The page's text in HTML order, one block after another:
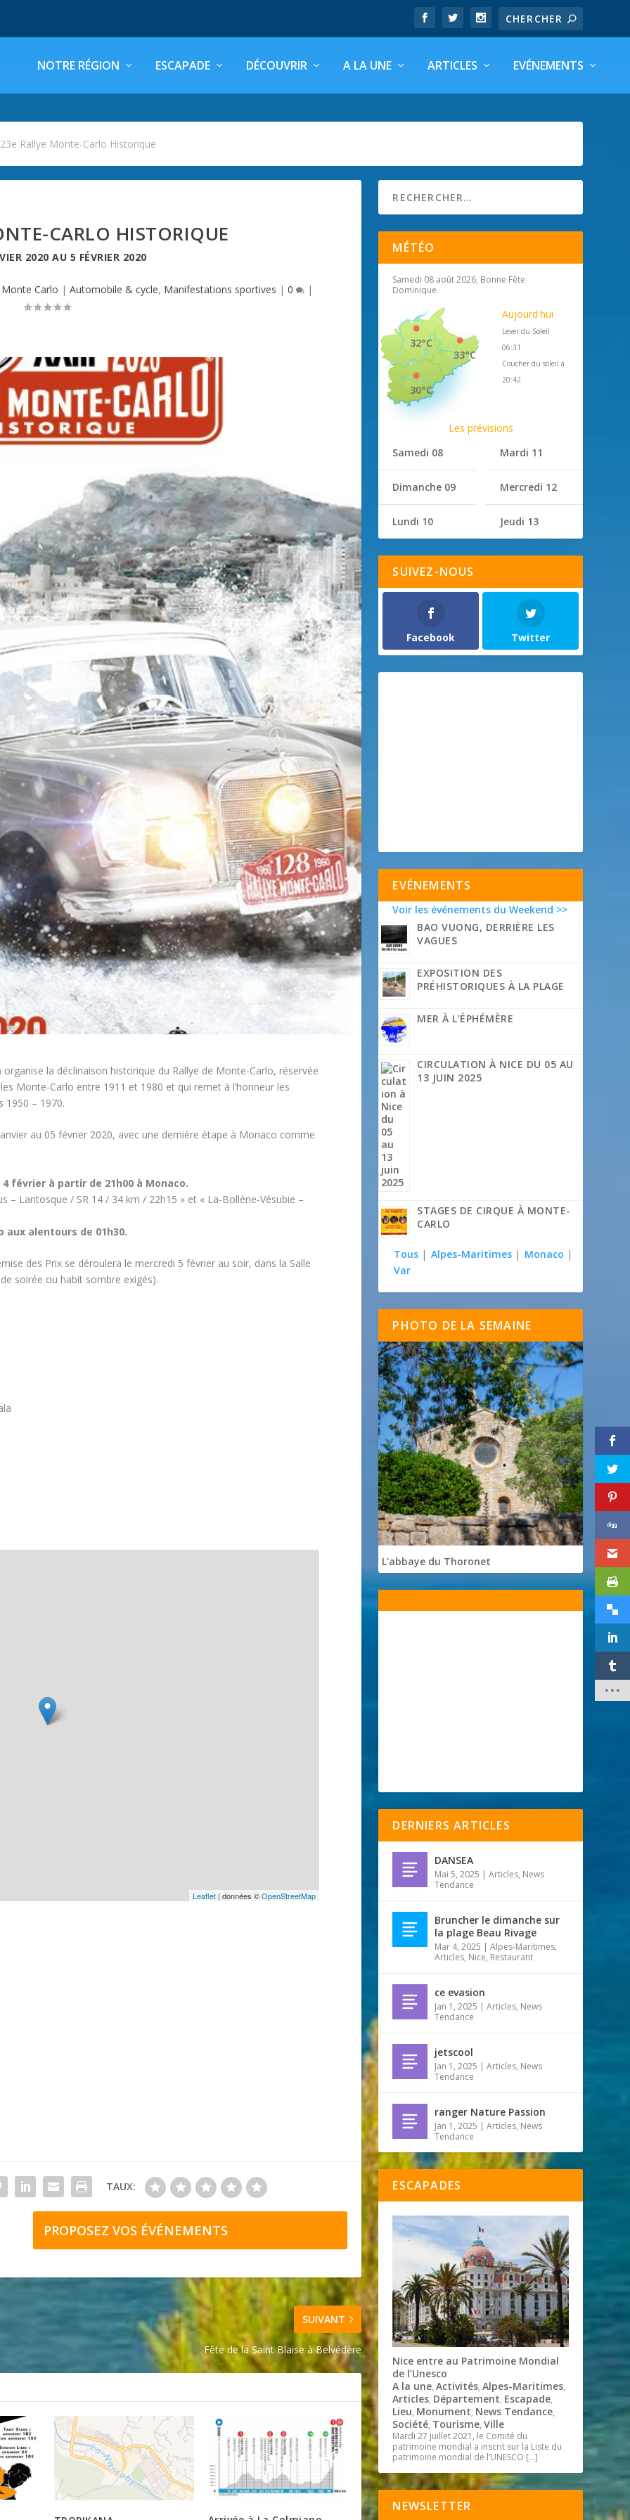
NOTRE RÉGION ESCAPADE DÉCOUVRIR A LA UNE ARTICLES EVÉNEMENTS
23e Rallye Monte-Carlo Historique
CARLO HISTORIQUE
2020 AU 5 FÉVRIER 2020
Monte Carlo | Automobile & cycle, Manifestations sportives | 0 |
la déclinaison historique du Rallye de Monte-Carlo, réservée
Monte-Carlo entre 1911 et 1980 et qui remet à l’honneur les
1950 – 1970.
au 05 février 2020, avec une dernière étape à Monaco comme
février à partir de 21h00 à Monaco.
– Lantosque / SR 14 / 34 km / 22h15 » et « La-Bollène-Vésubie –
aux alentours de 01h30.
des Prix se déroulera le mercredi 5 février au soir, dans la Salle
soirée ou habit sombre exigés).
Leaflet | données ©OpenStreetMap
TAUX:
PROPOSEZ VOS ÉVÉNEMENTS
SUIVANT
Fête de la Saint Blaise à Belvédère
MÉTÉO
Samedi 08 août 2026, Bonne Fête
Dominique
33°C
32°C
30°C
Aujourd'hui
Lever du Soleil
06:31
Coucher du soleil à
20:42
Les prévisions
Samedi 08
Dimanche 09
Lundi 10
Mardi 11
Mercredi 12
Jeudi 13
SUIVEZ-NOUS
Facebook Twitter
EVÉNEMENTS
Voir les événements du Weekend >>
BAO VUONG, DERRIÈRE LES
VAGUES
EXPOSITION DES
PRÉHISTORIQUES À LA PLAGE
MER À L’ÉPHÉMÈRE
CIRCULATION À NICE DU 05 AU
13 JUIN 2025
STAGES DE CIRQUE À MONTE-
CARLO
Tous | Alpes-Maritimes | Monaco |
Var
PHOTO DE LA SEMAINE
L'abbaye du Thoronet
DERNIERS ARTICLES
DANSEA
Mai 5, 2025 |Articles, News
Tendance
Bruncher le dimanche sur
la plage Beau Rivage
Mar 4, 2025 |Alpes-Maritimes,
Articles, Nice, Restaurant
ce evasion
Jan 1, 2025 |Articles, News
Tendance
jetscool
Jan 1, 2025 |Articles, News
Tendance
ranger Nature Passion
Jan 1, 2025 |Articles, News
Tendance
ESCAPADES
Nice entre au Patrimoine Mondial
de l’Unesco
A la une,Activités,Alpes-Maritimes,
Articles, Département, Escapade,
Lieu, Monument, News Tendance,
Société, Tourisme,Ville
Mardi 27 juillet 2021, le Comité du
patrimoine mondial a inscrit sur la Liste du
patrimoine mondial de l’UNESCO […]
NEWSLETTER